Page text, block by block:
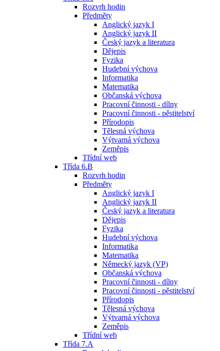
Rozvrh hodin
Předměty
Anglický jazyk I
Anglický jazyk II
Český jazyk a literatura
Dějepis
Fyzika
Hudební výchova
Informatika
Matematika
Občanská výchova
Pracovní činnosti - dílny
Pracovní činnosti - pěstitelství
Přírodopis
Tělesná výchova
Výtvarná výchova
Zeměpis
Třídní web
Třída 6.B
Rozvrh hodin
Předměty
Anglický jazyk I
Anglický jazyk II
Český jazyk a literatura
Dějepis
Fyzika
Hudební výchova
Informatika
Matematika
Německý jazyk (VP)
Občanská výchova
Pracovní činnosti - dílny
Pracovní činnosti - pěstitelství
Přírodopis
Tělesná výchova
Výtvarná výchova
Zeměpis
Třídní web
Třída 7.A